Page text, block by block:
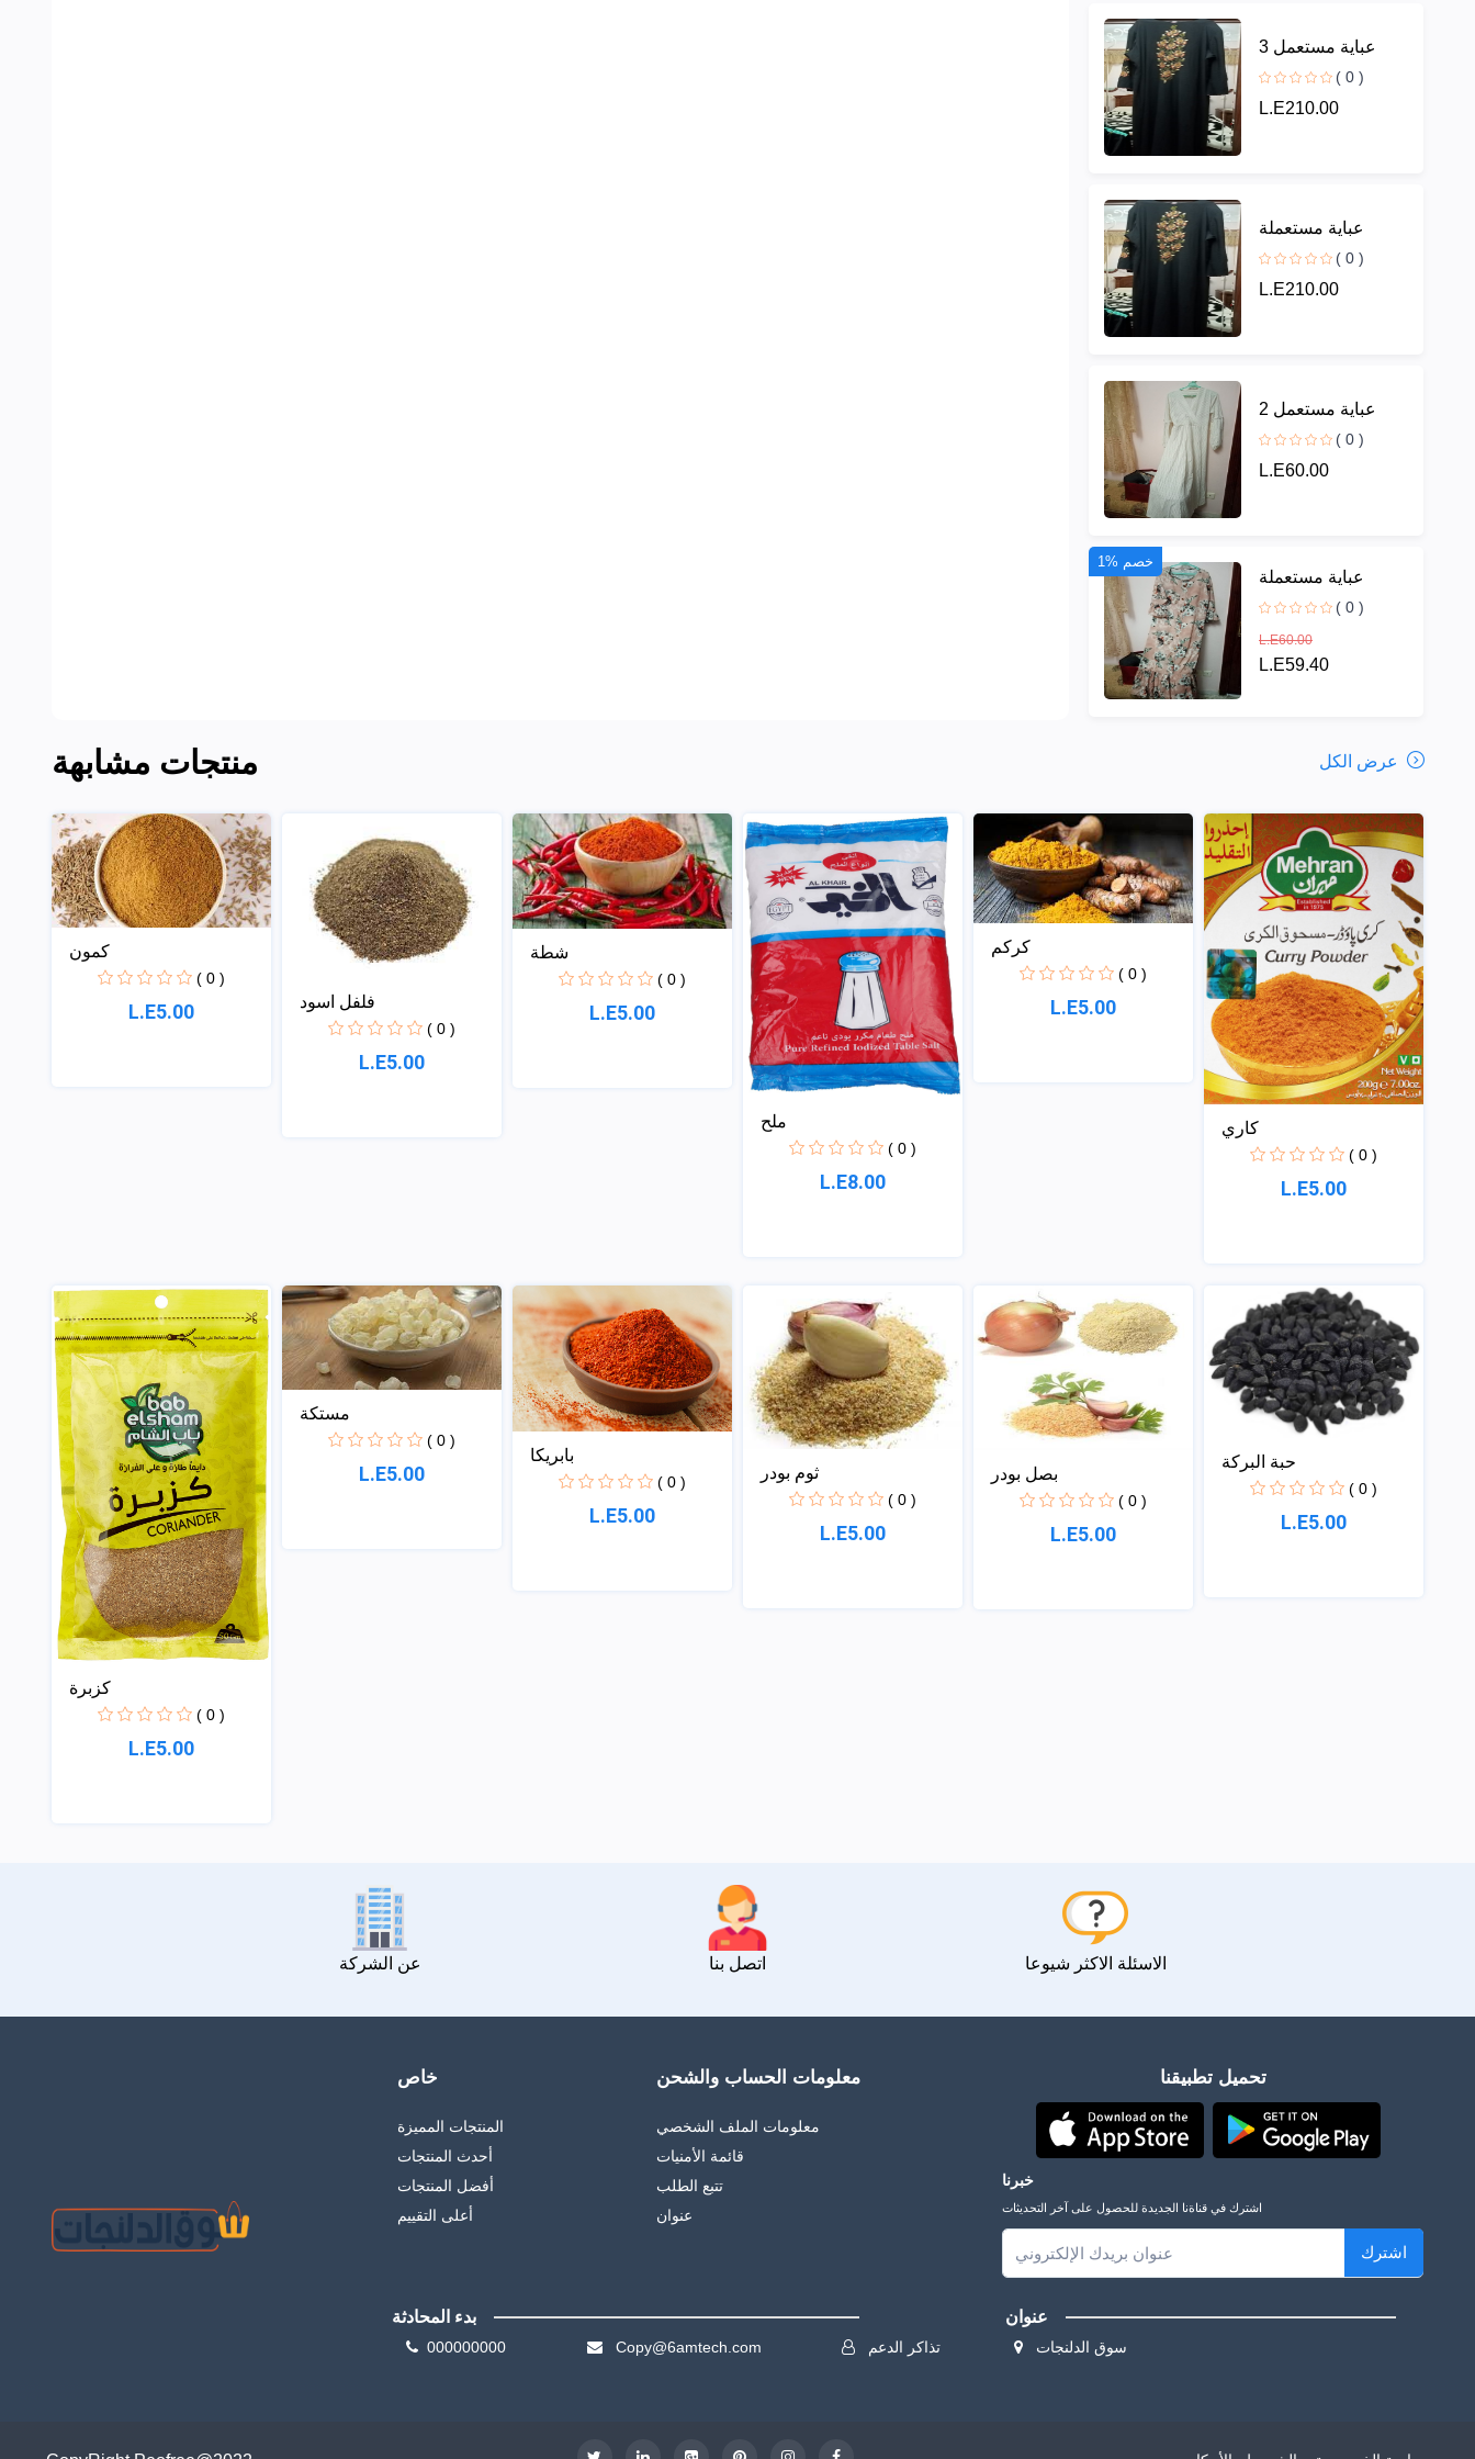
عباية مستعمل 3
( 0 )
L.E210.00
عباية مستعملة
( 0 )
L.E210.00
عباية مستعمل 2
( 0 )
L.E60.00
1% خصم
عباية مستعملة
( 0 )
L.E60.00
L.E59.40
منتجات مشابهة
كمون
( 0 )
L.E5.00 فلفل اسود
( 0 )
L.E5.00
شطة
( 0 )
L.E5.00
ملح
( 0 )
L.E8.00
كركم
( 0 )
L.E5.00
كاري
( 0 )
L.E5.00
كزبرة
( 0 )
L.E5.00
مستكة
( 0 )
L.E5.00
بابريكا
( 0 )
L.E5.00
ثوم بودر
( 0 )
L.E5.00
بصل بودر
( 0 )
L.E5.00
حبة البركة
( 0 )
L.E5.00
عن الشركة اتصل بنا الاسئلة الاكثر شيوعا
خاص
المنتجات المميزة
أحدث المنتجات
أفضل المنتجات
أعلى التقييم
معلومات الحساب والشحن
معلومات الملف الشخصي
قائمة الأمنيات
تتبع الطلب
عنوان
تحميل تطبيقنا
خبرنا
اشترك في قناةنا الجديدة للحصول على آخر التحديثات
اشترك
بدء المحادثة
000000000 Copy@6amtech.com تذاكر الدعم
عنوان
سوق الدلنجات